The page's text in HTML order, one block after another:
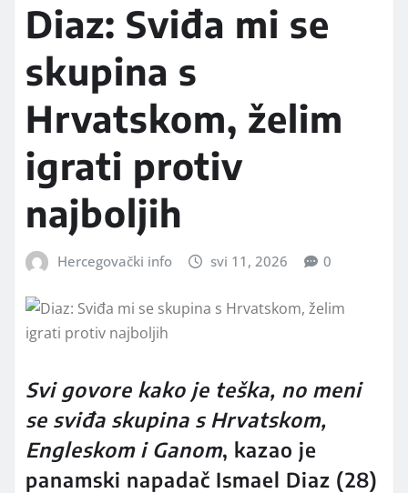
Diaz: Sviđa mi se
skupina s
Hrvatskom, želim
igrati protiv
najboljih
Hercegovački info svi 11, 2026 0
Svi govore kako je teška, no meni
se sviđa skupina s Hrvatskom,
Engleskom i Ganom, kazao je
panamski napadač Ismael Diaz (28)